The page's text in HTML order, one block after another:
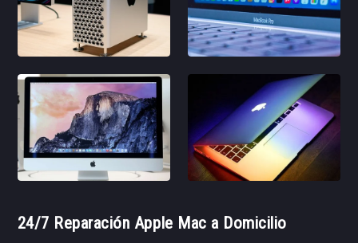
24/7 Reparación Apple Mac a Domicilio